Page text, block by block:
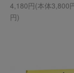
4,180円(本体3,800
円)